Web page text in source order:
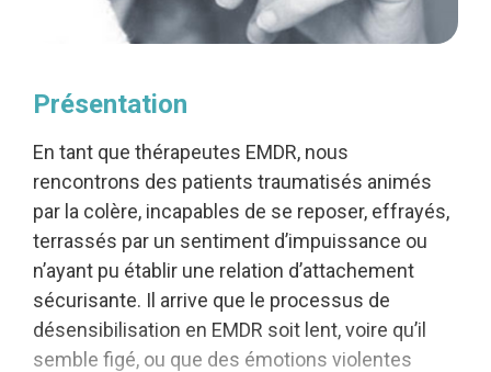
Présentation
En tant que thérapeutes EMDR, nous
rencontrons des patients traumatisés animés
par la colère, incapables de se reposer, effrayés,
terrassés par un sentiment d’impuissance ou
n’ayant pu établir une relation d’attachement
sécurisante. Il arrive que le processus de
désensibilisation en EMDR soit lent, voire qu’il
semble figé, ou que des émotions violentes